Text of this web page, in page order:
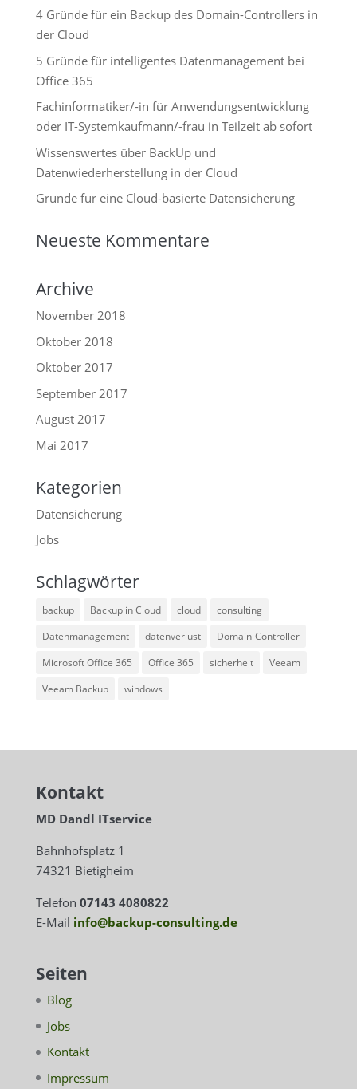
4 Gründe für ein Backup des Domain-Controllers in
der Cloud
5 Gründe für intelligentes Datenmanagement bei
Office 365
Fachinformatiker/-in für Anwendungsentwicklung
oder IT-Systemkaufmann/-frau in Teilzeit ab sofort
Wissenswertes über BackUp und
Datenwiederherstellung in der Cloud
Gründe für eine Cloud-basierte Datensicherung
Neueste Kommentare
Archive
November 2018
Oktober 2018
Oktober 2017
September 2017
August 2017
Mai 2017
Kategorien
Datensicherung
Jobs
Schlagwörter
backup Backup in Cloud cloud
consulting
Datenmanagement
datenverlust
Domain-Controller
Microsoft Office 365
Office 365 sicherheit
Veeam
Veeam Backup
windows
Kontakt
MD Dandl ITservice
Bahnhofsplatz 1
74321 Bietigheim
Telefon 07143 4080822
E-Mail info@backup-consulting.de
Seiten
Blog
Jobs
Kontakt
Impressum